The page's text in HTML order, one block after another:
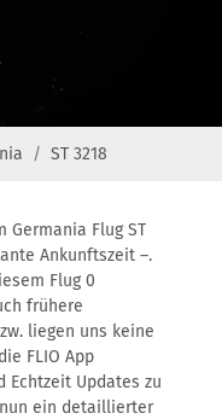
ST 3218
Germania Flug ST
Ankunftszeit –.
Flug 0
frühere
liegen uns keine
FLIO App
Updates zu
ein detaillierter